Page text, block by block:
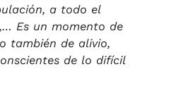
a todo el
Es un momento de
también de alivio,
de lo difícil